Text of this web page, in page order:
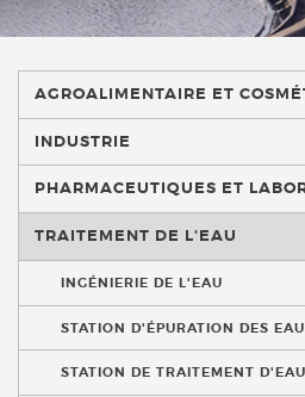
AGROALIMENTAIRE ET
INDUSTRIE
PHARMACEUTIQUES ET
TRAITEMENT DE L'EAU
INGÉNIERIE DE L'EAU
STATION D'ÉPURATION DES
STATION DE TRAITEMENT